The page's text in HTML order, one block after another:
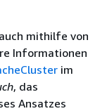
mithilfe von
Informationen
im
, das
Ansatzes